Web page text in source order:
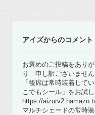
アイズからのコメント
お褒めのご投稿をあり
り 申し訳ございません
「後席は常時装着して
こでもシール」をお試
https://
マルチシェードの常時